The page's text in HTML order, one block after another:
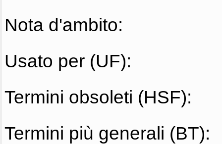
Nota d'ambito:
Usato per (UF):
Termini obsoleti (HSF):
Termini più generali (BT):